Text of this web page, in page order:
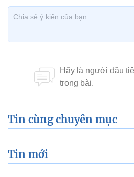
Tin cùng chuyên mục
Tin mới